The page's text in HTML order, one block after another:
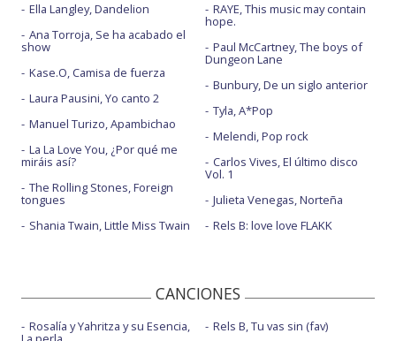
Ella Langley, Dandelion
Ana Torroja, Se ha acabado el
show
Kase.O, Camisa de fuerza
Laura Pausini, Yo canto 2
Manuel Turizo, Apambichao
La La Love You, ¿Por qué me
miráis así?
The Rolling Stones, Foreign
tongues
Shania Twain, Little Miss Twain
RAYE, This music may contain
hope.
Paul McCartney, The boys of
Dungeon Lane
Bunbury, De un siglo anterior
Tyla, A*Pop
Melendi, Pop rock
Carlos Vives, El último disco
Vol. 1
Julieta Venegas, Norteña
Rels B: love love FLAKK
CANCIONES
Rosalía y Yahritza y su Esencia, Rels B, Tu vas sin (fav)